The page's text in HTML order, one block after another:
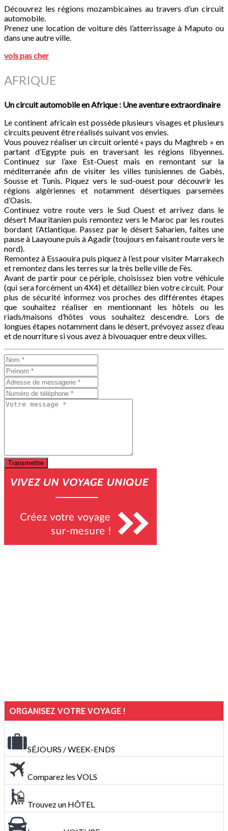
Découvrez les régions mozambicaines au travers d’un circuit
automobile.
Prenez une location de voiture dès l’atterrissage à Maputo ou
dans une autre ville.
vols pas cher
AFRIQUE
Un circuit automobile en Afrique : Une aventure extraordinaire
Le continent africain est possède plusieurs visages et plusieurs
circuits peuvent être réalisés suivant vos envies.
Vous pouvez réaliser un circuit orienté « pays du Maghreb » en
partant d’Egypte puis en traversant les régions libyennes.
Continuez sur l’axe Est-Ouest mais en remontant sur la
méditerranée afin de visiter les villes tunisiennes de Gabès,
Sousse et Tunis. Piquez vers le sud-ouest pour découvrir les
régions algériennes et notamment désertiques parsemées
d’Oasis.
Continuez votre route vers le Sud Ouest et arrivez dans le
désert Mauritanien puis remontez vers le Maroc par les routes
bordant l’Atlantique. Passez par le désert Saharien, faites une
pause à Laayoune puis à Agadir (toujours en faisant route vers le
nord).
Remontez à Essaouira puis piquez à l’est pour visiter Marrakech
et remontez dans les terres sur la très belle ville de Fès.
Avant de partir pour ce périple, choisissez bien votre véhicule
(qui sera forcément un 4X4) et détaillez bien votre circuit. Pour
plus de sécurité informez vos proches des différentes étapes
que souhaitez réaliser en mentionnant les hôtels ou les
riads/maisons d’hôtes vous souhaitez descendre. Lors de
longues étapes notamment dans le désert, prévoyez assez d’eau
et de nourriture si vous avez à bivouaquer entre deux villes.
ORGANISEZ VOTRE VOYAGE !
SÉJOURS / WEEK-ENDS
Comparez les VOLS
Trouvez un HÔTEL